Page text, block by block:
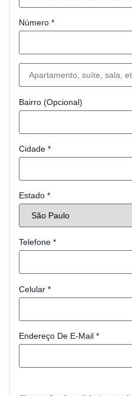
Número *
Bairro (opcional)
Cidade *
Estado *
Telefone *
Celular *
Endereço De E-Mail *